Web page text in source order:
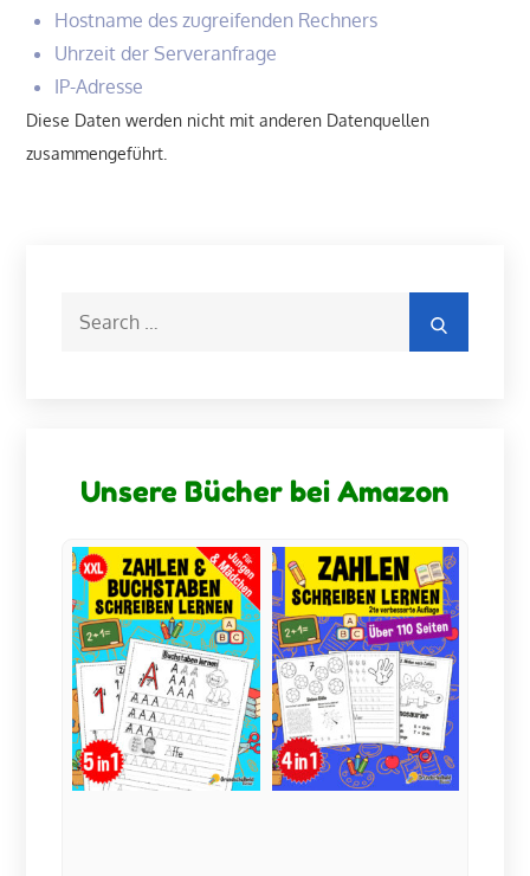
Hostname des zugreifenden Rechners
Uhrzeit der Serveranfrage
IP-Adresse
Diese Daten werden nicht mit anderen Datenquellen
zusammengeführt.
Unsere Bücher bei Amazon